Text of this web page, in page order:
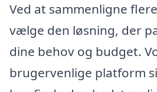
Ved at sammenligne
vælge den løsning, der
dine behov og budget.
brugervenlige platform